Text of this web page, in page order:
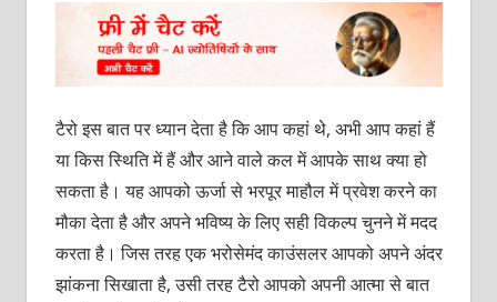
टैरो इस बात पर ध्‍यान देता है कि आप कहां थे, अभी आप कहां हैं
या किस स्थिति में हैं और आने वाले कल में आपके साथ क्‍या हो
सकता है। यह आपको ऊर्जा से भरपूर माहौल में प्रवेश करने का
मौका देता है और अपने भविष्‍य के लिए सही विकल्‍प चुनने में मदद
करता है। जिस तरह एक भरोसेमंद काउंसलर आपको अपने अंदर
झांकना सिखाता है, उसी तरह टैरो आपको अपनी आत्‍मा से बात